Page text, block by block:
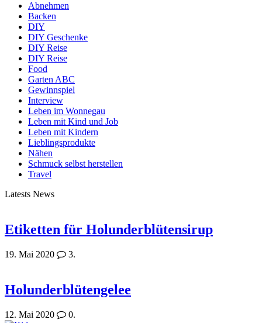
Abnehmen
Backen
DIY
DIY Geschenke
DIY Reise
DIY Reise
Food
Garten ABC
Gewinnspiel
Interview
Leben im Wonnegau
Leben mit Kind und Job
Leben mit Kindern
Lieblingsprodukte
Nähen
Schmuck selbst herstellen
Travel
Latests News
Etiketten für Holunderblütensirup
19. Mai 2020 3.
Holunderblütengelee
12. Mai 2020 0.